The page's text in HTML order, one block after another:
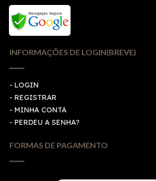
INFORMAÇÕES DE LOGIN(BREVE)
- LOGIN
- REGISTRAR
- MINHA CONTA
- PERDEU A SENHA?
FORMAS DE PAGAMENTO